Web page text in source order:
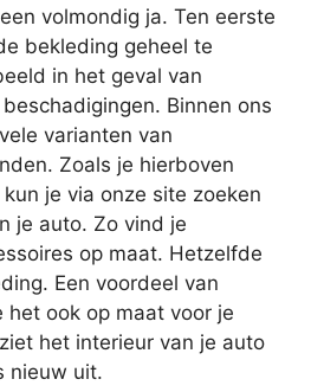
volmondig ja. Ten eerste
bekleding geheel te
in het geval van
Binnen ons
varianten van
Zoals je hierboven
je via onze site zoeken
je auto. Zo vind je
op maat. Hetzelfde
Een voordeel van
ook op maat voor je
het interieur van je auto
nieuw uit.